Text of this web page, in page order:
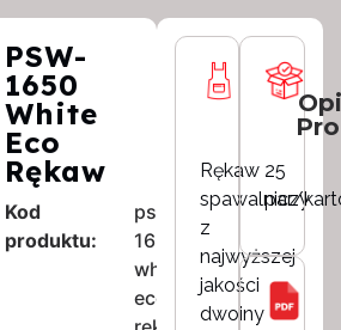
PSW-
1650
White
Eco
Rękaw
Kod
produktu:
psw-
1650-
white-
eco-
Rękaw
spawalniczy
z
najwyższej
jakości
dwoiny
25
par/